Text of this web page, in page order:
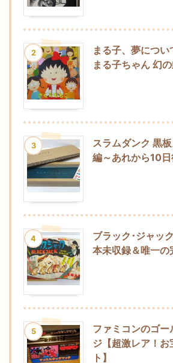
2
まる子、夢につ
まる子ちゃん 幻の
3
スラムダンク 黒
編～あれから10日
4
ブラック･ジャッ
本未収録＆唯一の
5
ファミコンのゴー
ジ【超激レア！お
ト】